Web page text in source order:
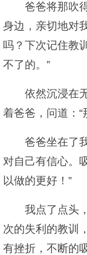
爸爸将那吹
身边，亲切地对
吗？下次记住教
不了的。”
依然沉浸在
着爸爸，问道：“
爸爸坐在了
对自己有信心。
以做的更好！”
我点了点头
次的失利的教训
有挫折，不断的